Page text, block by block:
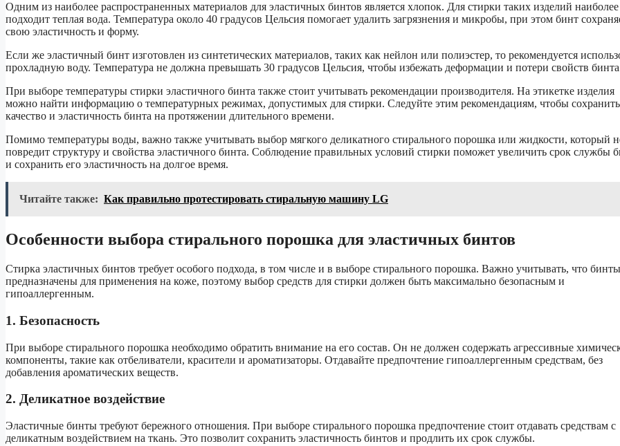
Одним из наиболее распространенных материалов для эластичных бинтов является хлопок. Для стирки таких изделий наиболее
подходит теплая вода. Температура около 40 градусов Цельсия помогает удалить загрязнения и микробы, при этом бинт
свою эластичность и форму.
Если же эластичный бинт изготовлен из синтетических материалов, таких как нейлон или полиэстер, то рекомендуется
прохладную воду. Температура не должна превышать 30 градусов Цельсия, чтобы избежать деформации и потери свойств
При выборе температуры стирки эластичного бинта также стоит учитывать рекомендации производителя. На этикетке изделия
можно найти информацию о температурных режимах, допустимых для стирки. Следуйте этим рекомендациям, чтобы сохранить
качество и эластичность бинта на протяжении длительного времени.
Помимо температуры воды, важно также учитывать выбор мягкого деликатного стирального порошка или жидкости, который
повредит структуру и свойства эластичного бинта. Соблюдение правильных условий стирки поможет увеличить срок службы
и сохранить его эластичность на долгое время.
Читайте также: Как правильно протестировать стиральную машину LG
Особенности выбора стирального порошка для эластичных бинтов
Стирка эластичных бинтов требует особого подхода, в том числе и в выборе стирального порошка. Важно учитывать, что бинты
предназначены для применения на коже, поэтому выбор средств для стирки должен быть максимально безопасным и
гипоаллергенным.
1. Безопасность
При выборе стирального порошка необходимо обратить внимание на его состав. Он не должен содержать агрессивные
компоненты, такие как отбеливатели, красители и ароматизаторы. Отдавайте предпочтение гипоаллергенным средствам, без
добавления ароматических веществ.
2. Деликатное воздействие
Эластичные бинты требуют бережного отношения. При выборе стирального порошка предпочтение стоит отдавать средствам с
деликатным воздействием на ткань. Это позволит сохранить эластичность бинтов и продлить их срок службы.